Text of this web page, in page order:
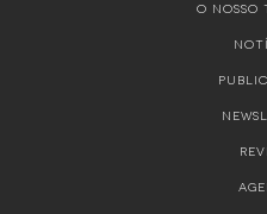
O NOSSO